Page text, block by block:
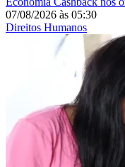
07/08/2026 às 05:30
Direitos Humanos